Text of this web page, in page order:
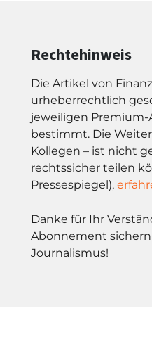
Rechtehinweis
Die Artikel von
urheberrechtlich
jeweiligen
bestimmt. Die
Kollegen – ist nicht
rechtssicher teilen
Pressespiegel),
Danke für Ihr
Abonnement
Journalismus!